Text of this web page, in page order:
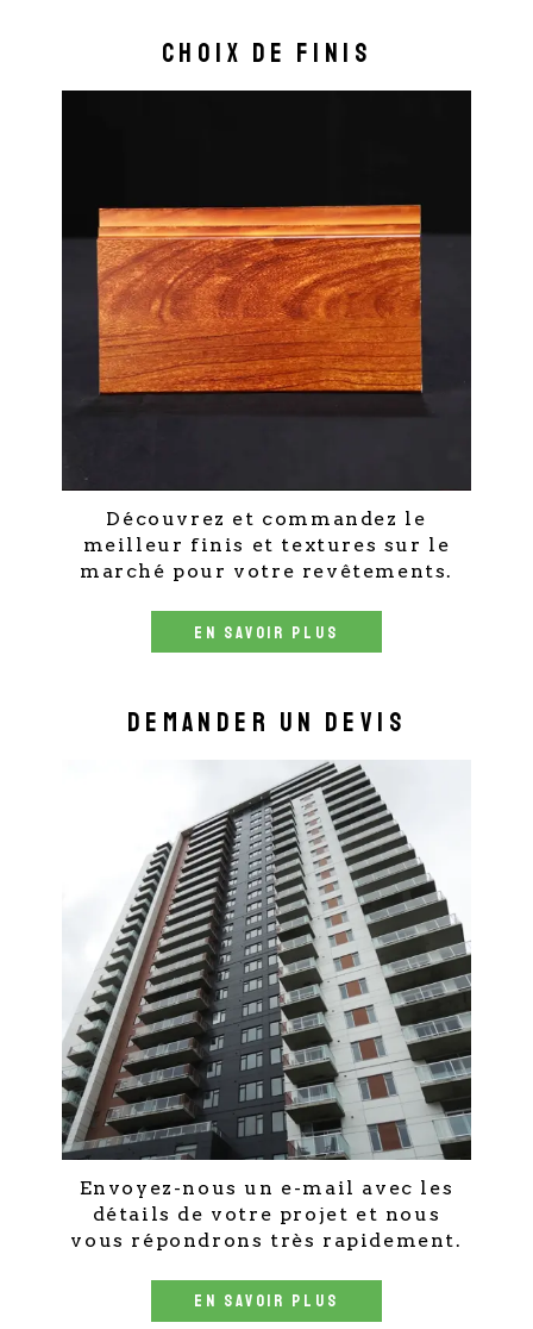
Choix de finis
Découvrez et commandez le
meilleur finis et textures sur le
marché pour votre revêtements.
EN SAVOIR PLUS
Demander un devis
Envoyez-nous un e-mail avec les
détails de votre projet et nous
vous répondrons très rapidement.
EN SAVOIR PLUS